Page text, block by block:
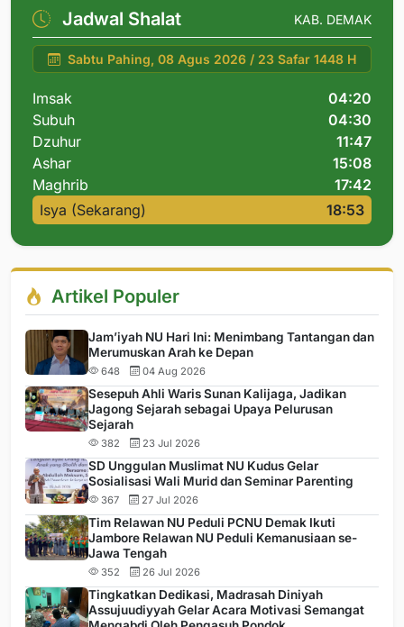
Jadwal Shalat KAB. DEMAK
Sabtu Pahing, 08 Agus 2026 / 23 Safar 1448 H
Imsak
04:20
Subuh
04:30
Dzuhur
11:47
Ashar
15:08
Maghrib
17:42
Isya (Sekarang)
18:53
Artikel Populer
Jam’iyah NU Hari Ini: Menimbang Tantangan dan
Merumuskan Arah ke Depan
648 04 Aug 2026
Sesepuh Ahli Waris Sunan Kalijaga, Jadikan
Jagong Sejarah sebagai Upaya Pelurusan
Sejarah
382 23 Jul 2026
SD Unggulan Muslimat NU Kudus Gelar
Sosialisasi Wali Murid dan Seminar Parenting
367 27 Jul 2026
Tim Relawan NU Peduli PCNU Demak Ikuti
Jambore Relawan NU Peduli Kemanusiaan se-
Jawa Tengah
352 26 Jul 2026
Tingkatkan Dedikasi, Madrasah Diniyah
Assujuudiyyah Gelar Acara Motivasi Semangat